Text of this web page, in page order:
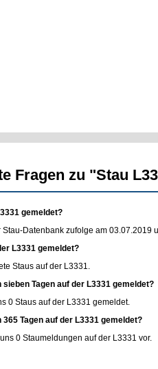
Fragen zu "Stau
gemeldet?
Datenbank zufolge am
L3331 gemeldet?
Staus auf der L3331.
Tagen auf der L3331 gemeldet?
0 Staus auf der L3331 gemeldet.
Tagen auf der L3331 gemeldet?
0 Staumeldungen auf der L3331 vor.